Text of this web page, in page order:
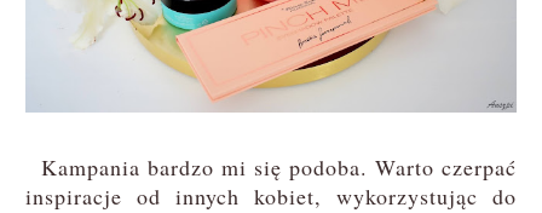
Kampania bardzo mi się podoba. Warto czerpać
inspiracje od innych kobiet, wykorzystując do